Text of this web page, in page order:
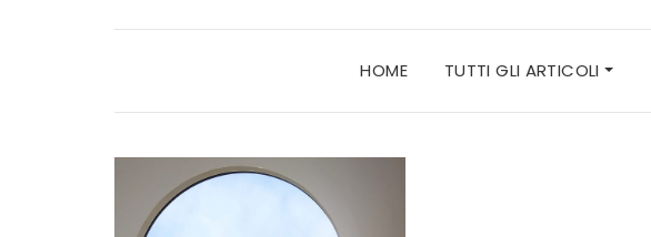
HOME TUTTI GLI ARTICOLI